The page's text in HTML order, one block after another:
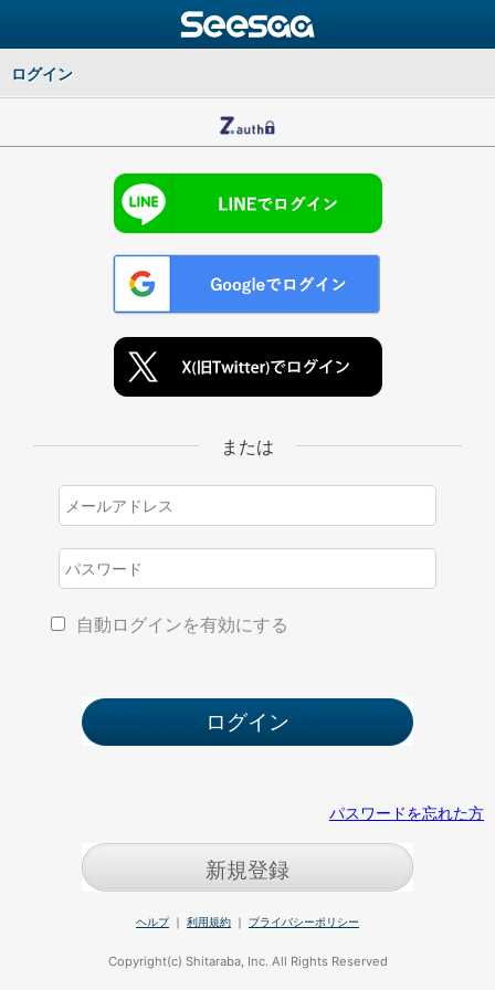
ログイン
または
自動ログインを有効にする
パスワードを忘れた方
新規登録
ヘルプ｜ 利用規約 ｜ プライバシーポリシー
Copyright(c) Shitaraba, Inc. All Rights Reserved